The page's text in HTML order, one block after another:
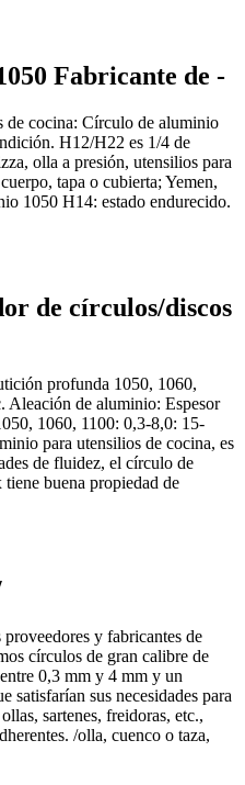
Fabricante de -
de cocina: Círculo de aluminio
H12/H22 es 1/4 de
olla a presión, utensilios para
tapa o cubierta; Yemen,
1050 H14: estado endurecido.
de círculos/discos
profunda 1050, 1060,
Aleación de aluminio: Espesor
1060, 1100: 0,3-8,0: 15-
para utensilios de cocina, es
de fluidez, el círculo de
buena propiedad de
y fabricantes de
círculos de gran calibre de
0,3 mm y 4 mm y un
satisfarían sus necesidades para
sartenes, freidoras, etc.,
/olla, cuenco o taza,